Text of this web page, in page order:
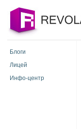
Блоги
Лицей
Инфо-центр